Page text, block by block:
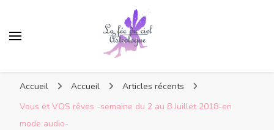
Accueil Accueil
Articles récents
Vous et VOS rêves -semaine du 2 au 8 Juillet 2018-en
mode audio-